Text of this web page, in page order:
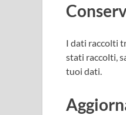
I dati raccolti
stati raccolti,
tuoi dati.